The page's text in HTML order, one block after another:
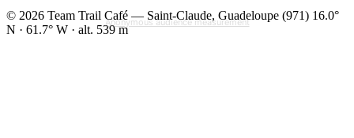
© 2026 Team Trail Café — Saint-Claude, Guadeloupe (971) 16.0°
N · 61.7° W · alt. 539 m
Anonymous audience measurement